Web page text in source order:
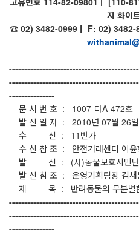
지 화이
☎ 02) 3482-0999ㅣ F: 02) 3482-
---------------
문 서 번 호 : 1007-다
발 신 일 자 : 2010년 07월 26일
수 신 : 11번가
수 신 참 조 : 안전거래센터 이윤
발 신 : (사)동물보호시민단
발 신 참 조 : 운영기획팀장 김새
제 목 : 반려동물의 무분별한
---------------